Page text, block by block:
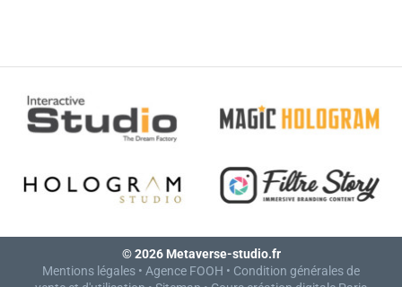
© 2026 Metaverse-studio.fr
Mentions légales • Agence FOOH • Condition générales de